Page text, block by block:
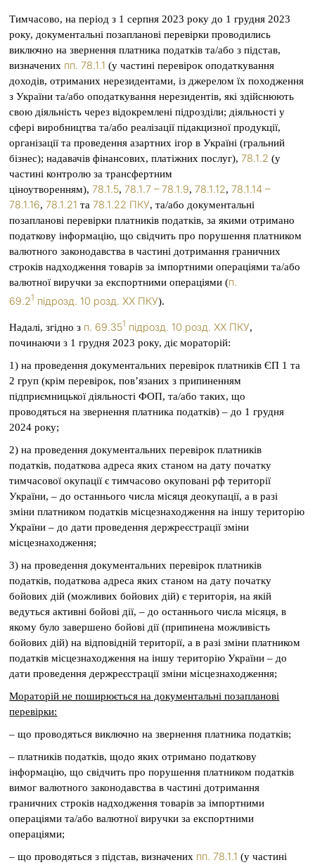
Тимчасово, на період з 1 серпня 2023 року до 1 грудня 2023
року, документальні позапланові перевірки проводились
виключно на звернення платника податків та/або з підстав,
визначених пп. 78.1.1 (у частині перевірок оподаткування
доходів, отриманих нерезидентами, із джерелом їх походження
з України та/або оподаткування нерезидентів, які здійснюють
свою діяльність через відокремлені підрозділи; діяльності у
сфері виробництва та/або реалізації підакцизної продукції,
організації та проведення азартних ігор в Україні (гральний
бізнес); надавачів фінансових, платіжних послуг),78.1.2 (у
частині контролю за трансфертним
ціноутворенням),78.1.5,78.1.7 – 78.1.9,78.1.12,78.1.14 –
78.1.16,78.1.21 та78.1.22 ПКУ, та/або документальні
позапланові перевірки платників податків, за якими отримано
податкову інформацію, що свідчить про порушення платником
валютного законодавства в частині дотримання граничних
строків надходження товарів за імпортними операціями та/або
валютної виручки за експортними операціями (п.
69.21 підрозд. 10 розд. ХХ ПКУ).
Надалі, згідно з п. 69.351 підрозд. 10 розд. ХХ ПКУ,
починаючи з 1 грудня 2023 року, діє мораторій:
1) на проведення документальних перевірок платників ЄП 1 та
2 груп (крім перевірок, пов’язаних з припиненням
підприємницької діяльності ФОП, та/або таких, що
проводяться на звернення платника податків) – до 1 грудня
2024 року;
2) на проведення документальних перевірок платників
податків, податкова адреса яких станом на дату початку
тимчасової окупації є тимчасово окуповані рф території
України, – до останнього числа місяця деокупації, а в разі
зміни платником податків місцезнаходження на іншу територію
України – до дати проведення держреєстрації зміни
місцезнаходження;
3) на проведення документальних перевірок платників
податків, податкова адреса яких станом на дату початку
бойових дій (можливих бойових дій) є територія, на якій
ведуться активні бойові дії, – до останнього числа місяця, в
якому було завершено бойові дії (припинена можливість
бойових дій) на відповідній території, а в разі зміни платником
податків місцезнаходження на іншу територію України – до
дати проведення держреєстрації зміни місцезнаходження;
Мораторій не поширюється на документальні позапланові
перевірки:
– що проводяться виключно на звернення платника податків;
– платників податків, щодо яких отримано податкову
інформацію, що свідчить про порушення платником податків
вимог валютного законодавства в частині дотримання
граничних строків надходження товарів за імпортними
операціями та/або валютної виручки за експортними
операціями;
– що проводяться з підстав, визначених пп. 78.1.1 (у частині